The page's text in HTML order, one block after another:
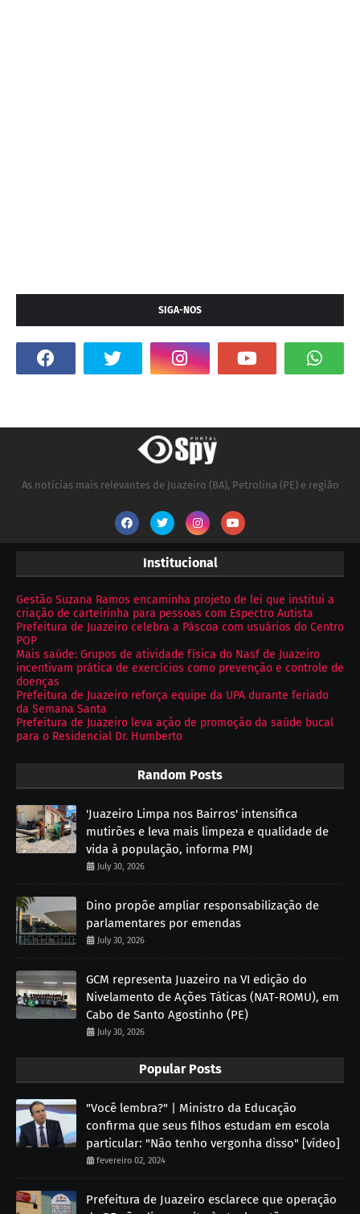
SIGA-NOS
As notícias mais relevantes de Juazeiro (BA), Petrolina (PE) e região
Institucional
Gestão Suzana Ramos encaminha projeto de lei que institui a
criação de carteirinha para pessoas com Espectro Autista
Prefeitura de Juazeiro celebra a Páscoa com usuários do Centro
POP
Mais saúde: Grupos de atividade física do Nasf de Juazeiro
incentivam prática de exercícios como prevenção e controle de
doenças
Prefeitura de Juazeiro reforça equipe da UPA durante feriado
da Semana Santa
Prefeitura de Juazeiro leva ação de promoção da saúde bucal
para o Residencial Dr. Humberto
Random Posts
'Juazeiro Limpa nos Bairros' intensifica
mutirões e leva mais limpeza e qualidade de
vida à população, informa PMJ
July 30, 2026
Dino propõe ampliar responsabilização de
parlamentares por emendas
July 30, 2026
GCM representa Juazeiro na VI edição do
Nivelamento de Ações Táticas (NAT-ROMU), em
Cabo de Santo Agostinho (PE)
July 30, 2026
Popular Posts
"Você lembra?" | Ministro da Educação
confirma que seus filhos estudam em escola
particular: "Não tenho vergonha disso" [vídeo]
fevereiro 02, 2024
Prefeitura de Juazeiro esclarece que operação